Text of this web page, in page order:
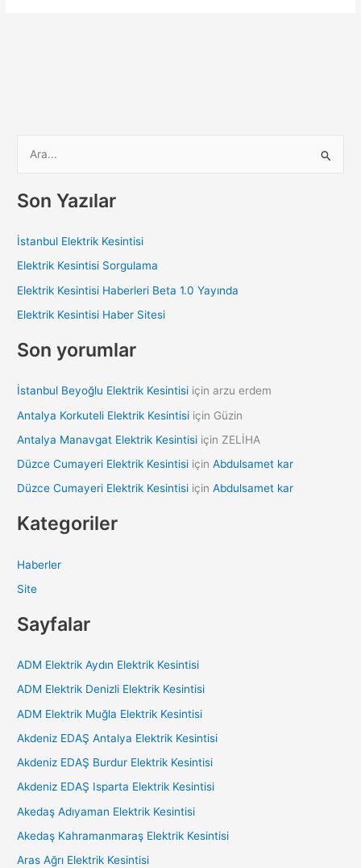
r
o
r
Son Yazılar
İstanbul Elektrik Kesintisi
Elektrik Kesintisi Sorgulama
Elektrik Kesintisi Haberleri Beta 1.0 Yayında
Elektrik Kesintisi Haber Sitesi
Son yorumlar
İstanbul Beyoğlu Elektrik Kesintisi içinarzu erdem
Antalya Korkuteli Elektrik Kesintisi için Güzin
Antalya Manavgat Elektrik Kesintisi için ZELİHA
Düzce Cumayeri Elektrik Kesintisi içinAbdulsamet kar
Düzce Cumayeri Elektrik Kesintisi içinAbdulsamet kar
Kategoriler
Haberler
Site
Sayfalar
ADM Elektrik Aydın Elektrik Kesintisi
ADM Elektrik Denizli Elektrik Kesintisi
ADM Elektrik Muğla Elektrik Kesintisi
Akdeniz EDAŞ Antalya Elektrik Kesintisi
Akdeniz EDAŞ Burdur Elektrik Kesintisi
Akdeniz EDAŞ Isparta Elektrik Kesintisi
Akedaş Adıyaman Elektrik Kesintisi
Akedaş Kahramanmaraş Elektrik Kesintisi
Aras Ağrı Elektrik Kesintisi